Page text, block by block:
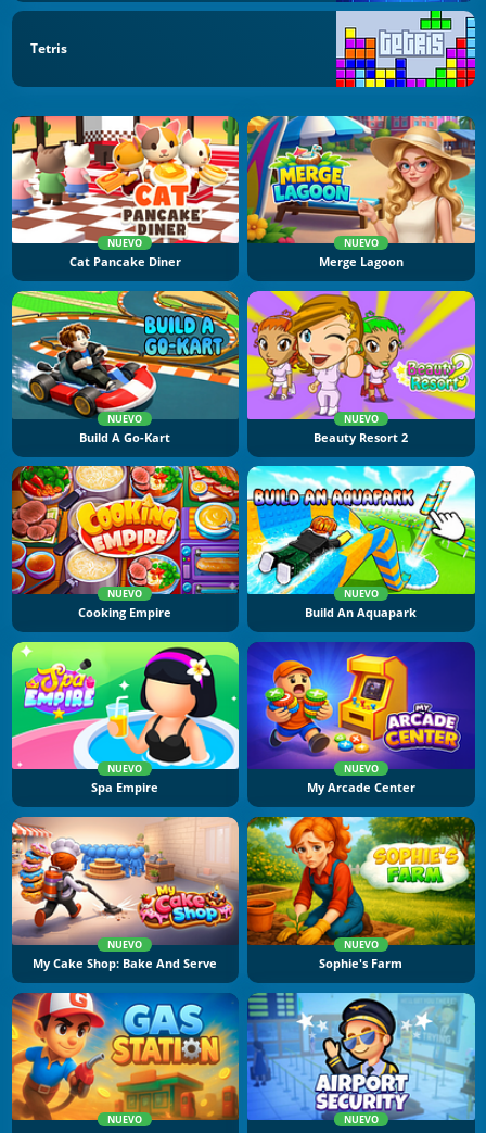
Tetris
NUEVO
Cat Pancake Diner
NUEVO
Merge Lagoon
NUEVO
Build A Go-Kart
NUEVO
Beauty Resort 2
NUEVO
Cooking Empire
NUEVO
Build An Aquapark
NUEVO
Spa Empire
NUEVO
My Arcade Center
NUEVO
My Cake Shop: Bake And Serve
NUEVO
Sophie's Farm
NUEVO NUEVO